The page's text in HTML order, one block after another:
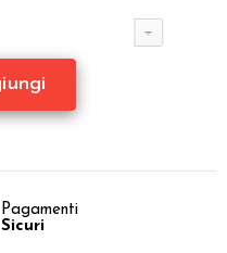
Pagamenti
Sicuri